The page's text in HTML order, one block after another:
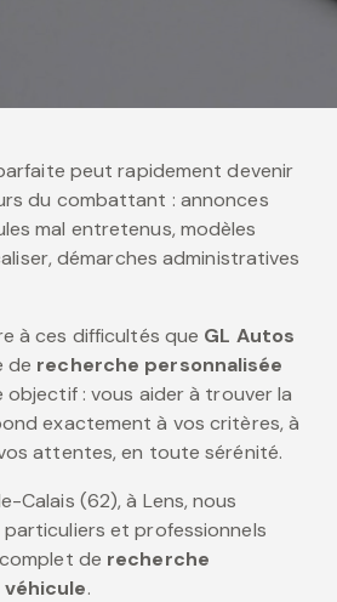
peut rapidement devenir
du combattant : annonces
mal entretenus, modèles
démarches administratives
à ces difficultés que GL Autos
de recherche personnalisée
objectif : vous aider à trouver la
exactement à vos critères, à
attentes, en toute sérénité.
Calais (62), à Lens, nous
et professionnels
de recherche
.